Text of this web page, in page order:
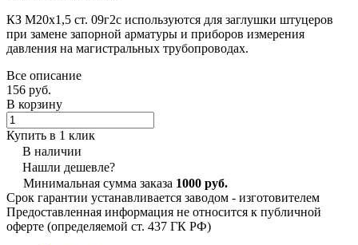
КЗ М20х1,5 ст. 09г2с используются для заглушки штуцеров
при замене запорной арматуры и приборов измерения
давления на магистральных трубопроводах.
Все описание
156 руб.
В корзину
Купить в 1 клик
В наличии
Нашли дешевле?
Минимальная сумма заказа 1000 руб.
Срок гарантии устанавливается заводом - изготовителем
Предоставленная информация не относится к публичной
оферте (определяемой ст. 437 ГК РФ)